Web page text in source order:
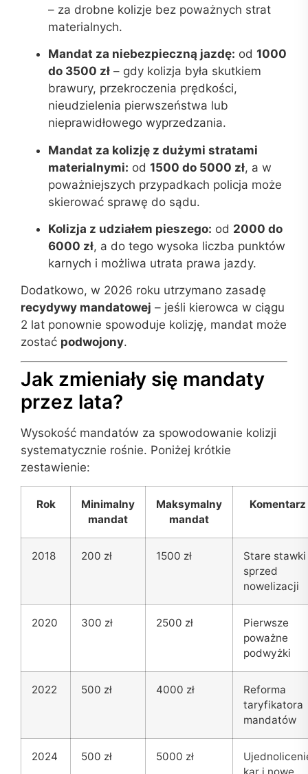
– za drobne kolizje bez poważnych strat
materialnych.
Mandat za niebezpieczną jazdę: od 1000
do 3500 zł – gdy kolizja była skutkiem
brawury, przekroczenia prędkości,
nieudzielenia pierwszeństwa lub
nieprawidłowego wyprzedzania.
Mandat za kolizję z dużymi stratami
materialnymi: od 1500 do 5000 zł, a w
poważniejszych przypadkach policja może
skierować sprawę do sądu.
Kolizja z udziałem pieszego: od 2000 do
6000 zł, a do tego wysoka liczba punktów
karnych i możliwa utrata prawa jazdy.
Dodatkowo, w 2026 roku utrzymano zasadę
recydywy mandatowej – jeśli kierowca w ciągu
2 lat ponownie spowoduje kolizję, mandat może
zostać podwojony.
Jak zmieniały się mandaty
przez lata?
Wysokość mandatów za spowodowanie kolizji
systematycznie rośnie. Poniżej krótkie
zestawienie:
Rok
Minimalny
mandat
Maksymalny
mandat
Komentarz
2018 200 zł 1500 zł
Stare stawki
sprzed
nowelizacji
2020 300 zł 2500 zł
Pierwsze
poważne
podwyżki
2022 500 zł 4000 zł
Reforma
taryfikatora
mandatów
2024 500 zł 5000 zł